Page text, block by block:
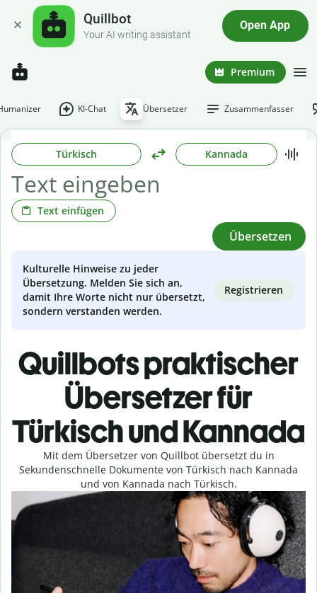
Quillbot
Your AI writing assistant
Open App
Premium
KI-Chat Übersetzer Zusammenfasser
Türkisch Kannada
Text einfügen
Übersetzen
Kulturelle Hinweise zu jeder
Übersetzung. Melden Sie sich an,
damit Ihre Worte nicht nur übersetzt,
sondern verstanden werden.
Registrieren
Quillbots praktischer
Übersetzer für
Türkisch und Kannada
Mit dem Übersetzer von Quillbot übersetzt du in
Sekundenschnelle Dokumente von Türkisch nach Kannada
und von Kannada nach Türkisch.